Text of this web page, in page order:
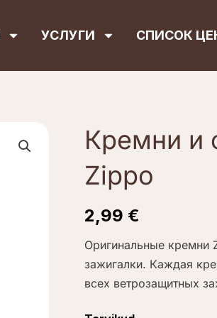
УСЛУГИ СПИСОК
Кремни и
Zippo
2,99 €
Оригинальные кремни
зажигалки. Каждая
всех ветрозащитных